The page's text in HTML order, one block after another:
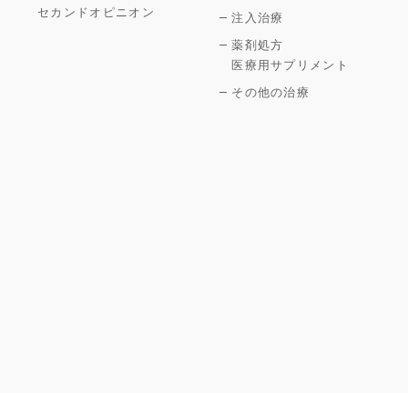
セカンドオピニオン
注入治療
薬剤処方
医療用サプリメント
その他の治療